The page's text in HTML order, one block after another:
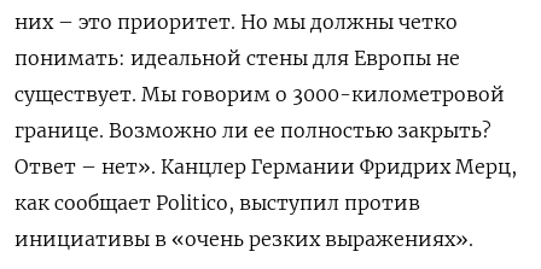
них – это приоритет. Но мы должны четко
понимать: идеальной стены для Европы не
существует. Мы говорим о 3000-километровой
границе. Возможно ли ее полностью закрыть?
Ответ – нет». Канцлер Германии Фридрих Мерц,
как сообщает Politico, выступил против
инициативы в «очень резких выражениях».